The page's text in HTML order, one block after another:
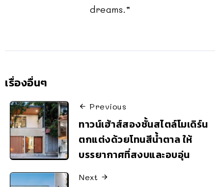
dreams.”
เรื่องอื่นๆ
Previous
ทาวน์เฮ้าส์สองชั้นสไตล์โมเดิร์น
ตกแต่งด้วยโทนสีน้ำตาล ให้
บรรยากาศที่สงบและอบอุ่น
Next